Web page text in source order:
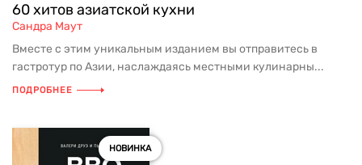
60 хитов азиатской кухни
Сандра Маут
Вместе с этим уникальным изданием вы отправитесь в
гастротур по Азии, наслаждаясь местными кулинарны...
ПОДРОБНЕЕ
НОВИНКА